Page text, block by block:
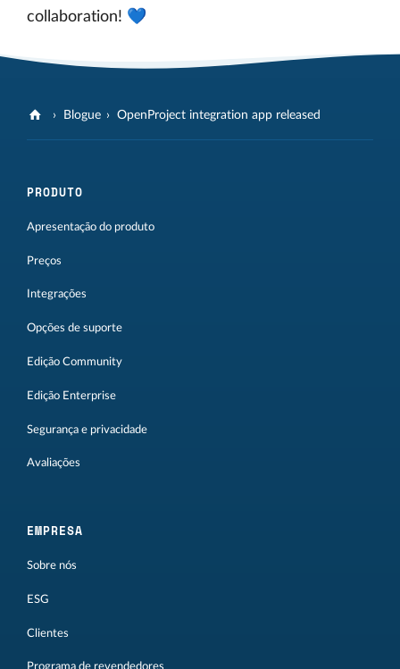
collaboration! 💙
Blogue OpenProject integration app released
PRODUTO
Apresentação do produto
Preços
Integrações
Opções de suporte
Edição Community
Edição Enterprise
Segurança e privacidade
Avaliações
EMPRESA
Sobre nós
ESG
Clientes
Programa de revendedores